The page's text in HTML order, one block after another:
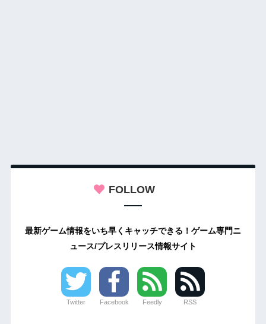
FOLLOW
最新ゲーム情報をいち早くキャッチできる！ゲーム専門ニ
ュース/プレスリリース情報サイト
Twitter Facebook Feedly RSS